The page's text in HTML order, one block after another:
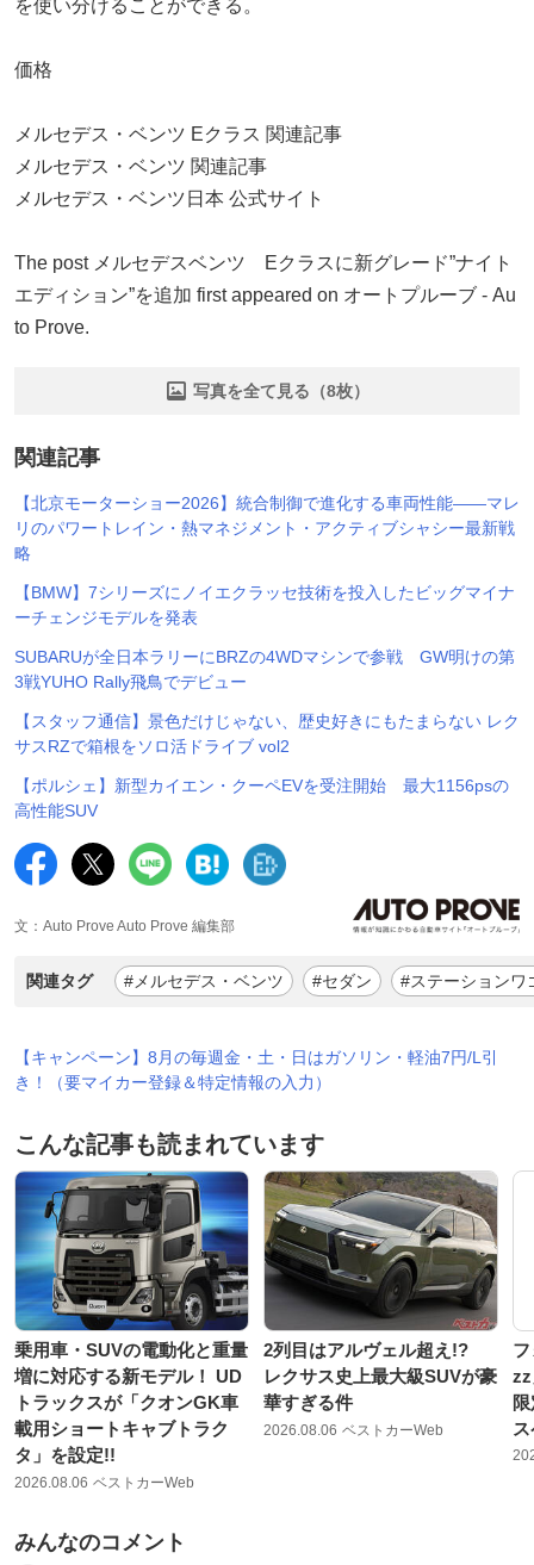
を使い分けることができる。
価格
メルセデス・ベンツ Eクラス 関連記事
メルセデス・ベンツ 関連記事
メルセデス・ベンツ日本 公式サイト
The post メルセデスベンツ Eクラスに新グレード”ナイト
エディション”を追加 first appeared on オートプルーブ - Au
to Prove.
写真を全て見る（8枚）
関連記事
【北京モーターショー2026】統合制御で進化する車両性能――マレ
リのパワートレイン・熱マネジメント・アクティブシャシー最新戦
略
【BMW】7シリーズにノイエクラッセ技術を投入したビッグマイナ
ーチェンジモデルを発表
SUBARUが全日本ラリーにBRZの4WDマシンで参戦 GW明けの第
3戦YUHO Rally飛鳥でデビュー
【スタッフ通信】景色だけじゃない、歴史好きにもたまらない レク
サスRZで箱根をソロ活ドライブ vol2
【ポルシェ】新型カイエン・クーペEVを受注開始 最大1156psの
高性能SUV
文：Auto Prove Auto Prove 編集部
関連タグ #メルセデス・ベンツ #セダン #ステーションワ
【キャンペーン】8月の毎週金・土・日はガソリン・軽油7円/L引
き！（要マイカー登録＆特定情報の入力）
こんな記事も読まれています
乗用車・SUVの電動化と重量
増に対応する新モデル！ UD
トラックスが「クオンGK車
載用ショートキャブトラク
タ」を設定!!
2026.08.06 ベストカーWeb
2列目はアルヴェル超え!?
レクサス史上最大級SUVが豪
華すぎる件
2026.08.06 ベストカーWeb
みんなのコメント